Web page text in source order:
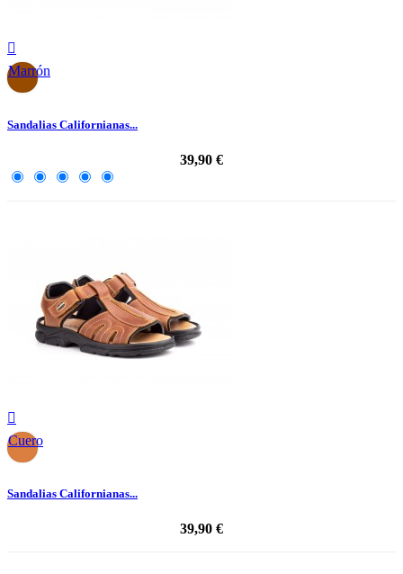

Marrón
Sandalias Californianas...
39,90 €

Cuero
Sandalias Californianas...
39,90 €